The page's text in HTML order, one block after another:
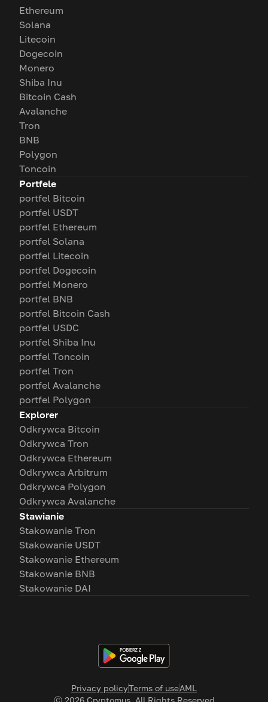
Privacy policyTerms of useAML
Ethereum
Solana
Litecoin
Dogecoin
Monero
Shiba Inu
Bitcoin Cash
Avalanche
Tron
BNB
Polygon
Toncoin
Portfele
portfel Bitcoin
portfel USDT
portfel Ethereum
portfel Solana
portfel Litecoin
portfel Dogecoin
portfel Monero
portfel BNB
portfel Bitcoin Cash
portfel USDC
portfel Shiba Inu
portfel Toncoin
portfel Tron
portfel Avalanche
portfel Polygon
Explorer
Odkrywca Bitcoin
Odkrywca Tron
Odkrywca Ethereum
Odkrywca Arbitrum
Odkrywca Polygon
Odkrywca Avalanche
Stawianie
Stakowanie Tron
Stakowanie USDT
Stakowanie Ethereum
Stakowanie BNB
Stakowanie DAI